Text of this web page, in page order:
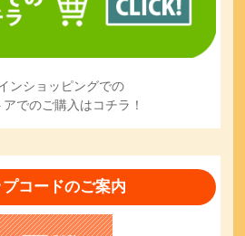
ンショッピングでの
でのご購入はコチラ！
コードのご案内